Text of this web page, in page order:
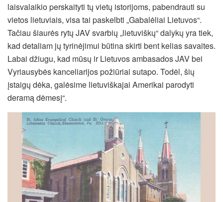
laisvalaikio perskaityti tų vietų istorijoms, pabendrauti su
vietos lietuviais, visa tai paskelbti „Gabalėliai Lietuvos“.
Tačiau šiaurės rytų JAV svarbių „lietuviškų“ dalykų yra tiek,
kad detaliam jų tyrinėjimui būtina skirti bent kelias savaites.
Labai džiugu, kad mūsų ir Lietuvos ambasados JAV bei
Vyriausybės kanceliarijos požiūriai sutapo. Todėl, šių
įstaigų dėka, galėsime lietuviškajai Amerikai parodyti
deramą dėmesį“.